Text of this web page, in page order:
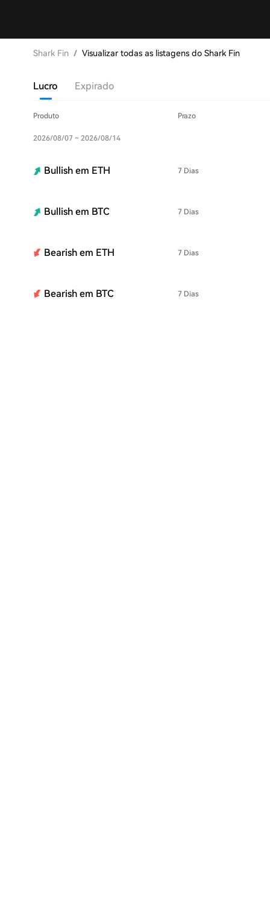
Shark Fin / Visualizar todas as listagens do Shark Fin
Lucro Expirado
Produto Prazo
2026/08/07 ~ 2026/08/14
Bullish em ETH 7 Dias
Bullish em BTC 7 Dias
Bearish em ETH 7 Dias
Bearish em BTC 7 Dias